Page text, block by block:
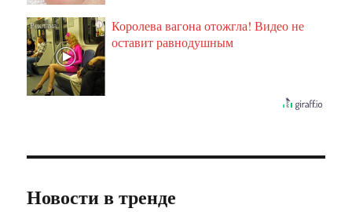
i
Королева вагона отожгла! Видео не
оставит равнодушным
Новости в тренде